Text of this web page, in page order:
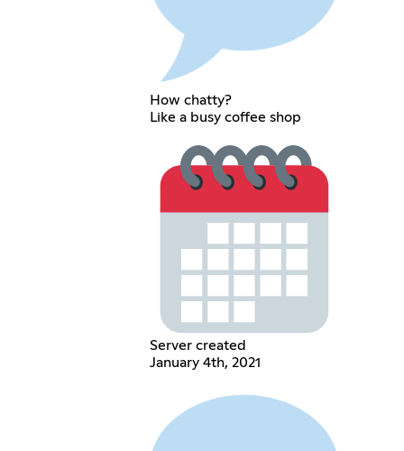
How chatty?
Like a busy coffee shop
Server created
January 4th, 2021